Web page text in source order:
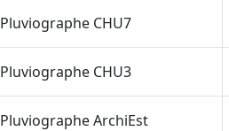
Pluviographe CHU7
Pluviographe CHU3
Pluviographe ArchiEst